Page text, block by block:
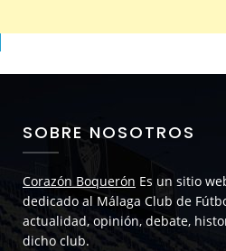
SOBRE NOSOTROS
Corazón Boquerón Es un sitio
dedicado al Málaga Club de
actualidad, opinión, debate,
dicho club.